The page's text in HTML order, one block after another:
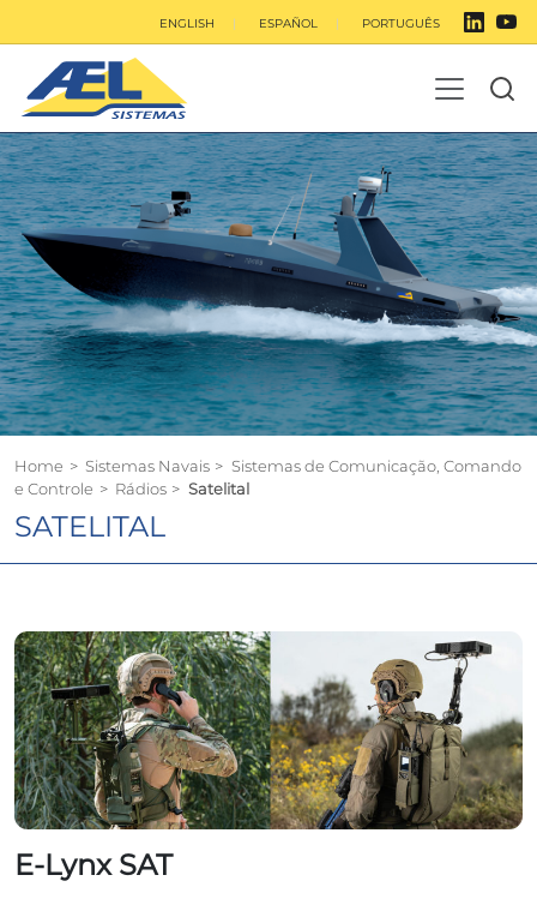
ENGLISH ESPAÑOL PORTUGUÊS
Home > Sistemas Navais> Sistemas de Comunicação, Comando
e Controle > Rádios> Satelital
SATELITAL
E-Lynx SAT